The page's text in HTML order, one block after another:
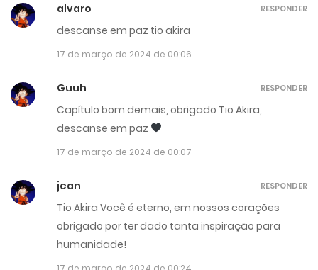
alvaro
descanse em paz tio akira
17 de março de 2024 de 00:06
RESPONDER
Guuh
Capítulo bom demais, obrigado Tio Akira,
descanse em paz
17 de março de 2024 de 00:07
RESPONDER
jean
Tio Akira Você é eterno, em nossos corações
obrigado por ter dado tanta inspiração para
humanidade!
RESPONDER